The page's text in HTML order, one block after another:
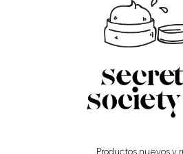
Productos nuevos y